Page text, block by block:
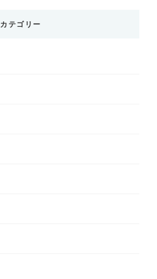
カテゴリー